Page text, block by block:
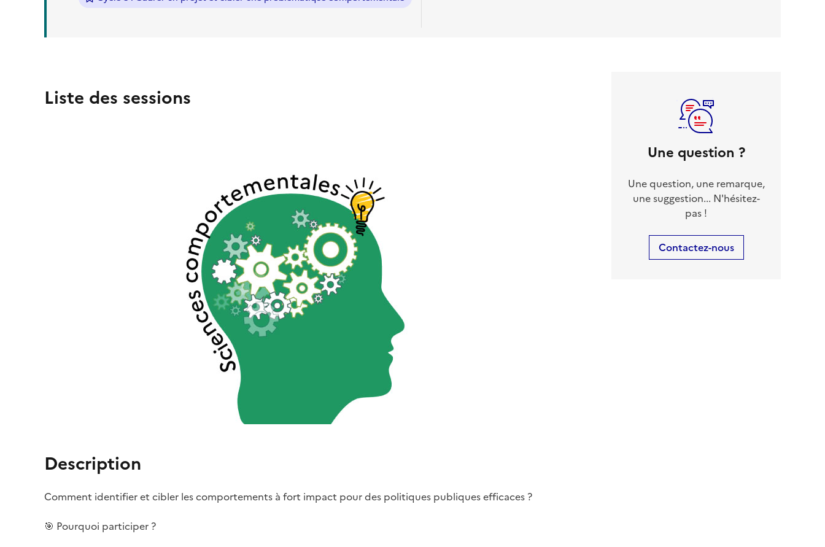
Liste des sessions
Description
Comment identifier et cibler les comportements à fort impact pour des politiques publiques efficaces ?
🎯 Pourquoi participer ?
Une question ?
Une question, une remarque,
une suggestion... N'hésitez-
pas !
Contactez-nous